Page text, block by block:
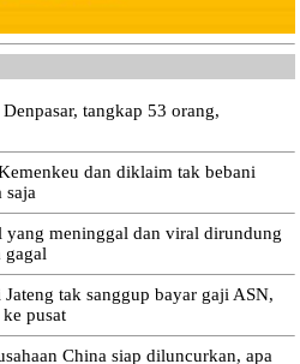
tangkap 53 orang,
dan diklaim tak bebani
saja
yang meninggal dan viral dirundung
gagal
tak sanggup bayar gaji ASN,
pusat
China siap diluncurkan, apa